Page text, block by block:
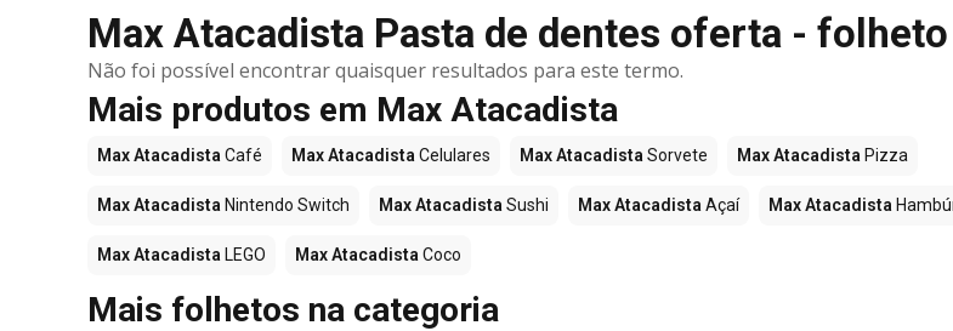
Max Atacadista Pasta de dentes oferta -
Não foi possível encontrar quaisquer resultados para este termo.
Mais produtos em Max Atacadista
Max Atacadista Café Max Atacadista Celulares Max Atacadista Sorvete Max Atacadista Pizza
Max Atacadista Nintendo Switch Max Atacadista Sushi Max Atacadista Açaí Max Atacadista
Max Atacadista LEGO Max Atacadista Coco
Mais folhetos na categoria